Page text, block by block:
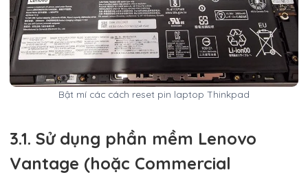
Bật mí các cách reset pin laptop Thinkpad
3.1. Sử dụng phần mềm Lenovo
Vantage (hoặc Commercial